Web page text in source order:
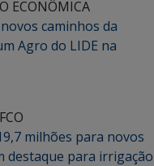
ECONÔMICA
caminhos da
Agro do LIDE na
FCO
milhões para novos
destaque para irrigação